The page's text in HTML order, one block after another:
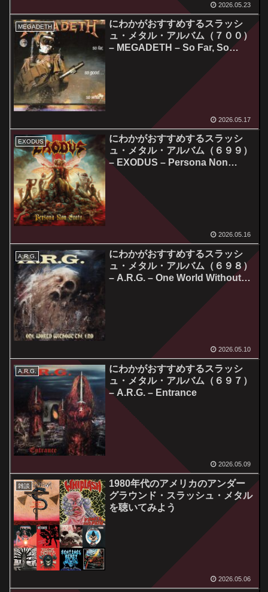
2026.05.23
MEGADETH
にわかがおすすめするスラッシ
ュ・メタル・アルバム（７００）
– MEGADETH – So Far, So
2026.05.17
EXODUS
にわかがおすすめするスラッシ
ュ・メタル・アルバム（６９９）
– EXODUS – Persona Non
Grata
2026.05.16
A.R.G.
にわかがおすすめするスラッシ
ュ・メタル・アルバム（６９８）
– A.R.G. – One World Without
2026.05.10
A.R.G.
にわかがおすすめするスラッシ
ュ・メタル・アルバム（６９７）
– A.R.G. – Entrance
2026.05.09
雑談
1980年代のアメリカのアンダー
グラウンド・スラッシュ・メタル
を聴いてみよう
2026.05.06